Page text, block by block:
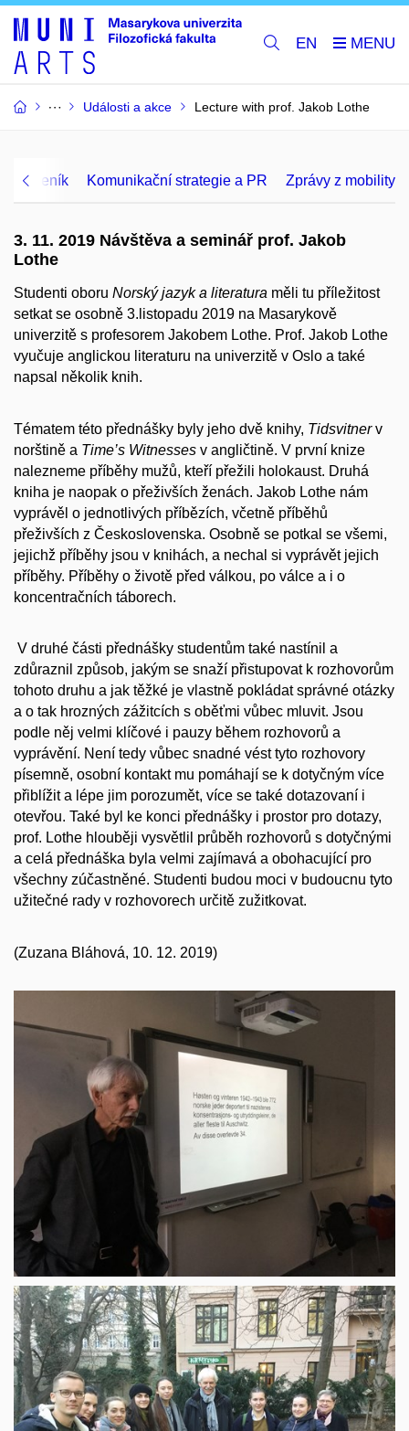
EN
Události a akce Lecture with prof. Jakob Lothe
deník Komunikační strategie a PR Zprávy z mobility
3. 11. 2019 Návštěva a seminář prof. Jakob
Lothe
Studenti oboru Norský jazyk a literatura měli tu příležitost
setkat se osobně 3.listopadu 2019 na Masarykově
univerzitě s profesorem Jakobem Lothe. Prof. Jakob Lothe
vyučuje anglickou literaturu na univerzitě v Oslo a také
napsal několik knih.
Tématem této přednášky byly jeho dvě knihy, Tidsvitnerv
norštině a Time’s Witnesses v angličtině. V první knize
nalezneme příběhy mužů, kteří přežili holokaust. Druhá
kniha je naopak o přeživších ženách. Jakob Lothe nám
vyprávěl o jednotlivých příbězích, včetně příběhů
přeživších z Československa. Osobně se potkal se všemi,
jejichž příběhy jsou v knihách, a nechal si vyprávět jejich
příběhy. Příběhy o životě před válkou, po válce a i o
koncentračních táborech.
V druhé části přednášky studentům také nastínil a
zdůraznil způsob, jakým se snaží přistupovat k rozhovorům
tohoto druhu a jak těžké je vlastně pokládat správné otázky
a o tak hrozných zážitcích s oběťmi vůbec mluvit. Jsou
podle něj velmi klíčové i pauzy během rozhovorů a
vyprávění. Není tedy vůbec snadné vést tyto rozhovory
písemně, osobní kontakt mu pomáhají se k dotyčným více
přiblížit a lépe jim porozumět, více se také dotazovaní i
otevřou. Také byl ke konci přednášky i prostor pro dotazy,
prof. Lothe hlouběji vysvětlil průběh rozhovorů s dotyčnými
a celá přednáška byla velmi zajímavá a obohacující pro
všechny zúčastněné. Studenti budou moci v budoucnu tyto
užitečné rady v rozhovorech určitě zužitkovat.
(Zuzana Bláhová, 10. 12. 2019)